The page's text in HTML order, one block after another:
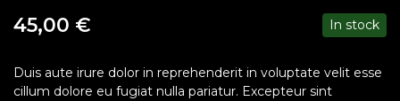
45,00 € In stock
Duis aute irure dolor in reprehenderit in voluptate velit esse
cillum dolore eu fugiat nulla pariatur. Excepteur sint